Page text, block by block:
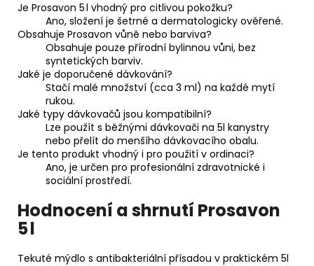
Je Prosavon 5 l vhodný pro citlivou pokožku?
Ano, složení je šetrné a dermatologicky ověřené.
Obsahuje Prosavon vůně nebo barviva?
Obsahuje pouze přírodní bylinnou vůni, bez
syntetických barviv.
Jaké je doporučené dávkování?
Stačí malé množství (cca 3 ml) na každé mytí
rukou.
Jaké typy dávkovačů jsou kompatibilní?
Lze použít s běžnými dávkovači na 5l kanystry
nebo přelít do menšího dávkovacího obalu.
Je tento produkt vhodný i pro použití v ordinaci?
Ano, je určen pro profesionální zdravotnické i
sociální prostředí.
Hodnocení a shrnutí Prosavon
5 l
Tekuté mýdlo s antibakteriální přísadou v praktickém 5l